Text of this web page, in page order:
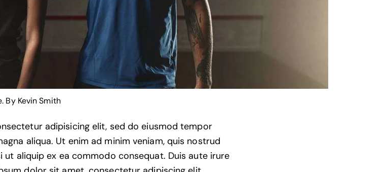
By Kevin Smith
adipisicing elit, sed do eiusmod tempor
aliqua. Ut enim ad minim veniam, quis nostrud
aliquip ex ea commodo consequat. Duis aute irure